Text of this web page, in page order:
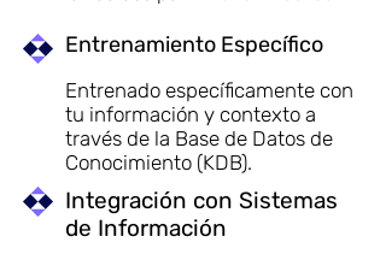
Entrenamiento Específico
Entrenado específicamente con
tu información y contexto a
través de la Base de Datos de
Conocimiento (KDB).
Integración con Sistemas
de Información